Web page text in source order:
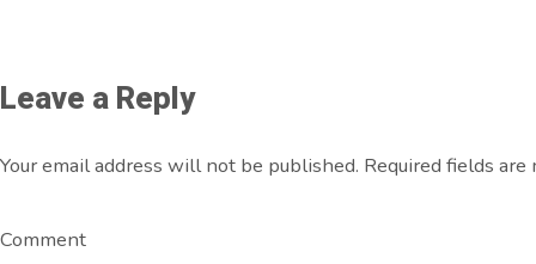
Leave a Reply
Your email address will not be published. Required fields
Comment